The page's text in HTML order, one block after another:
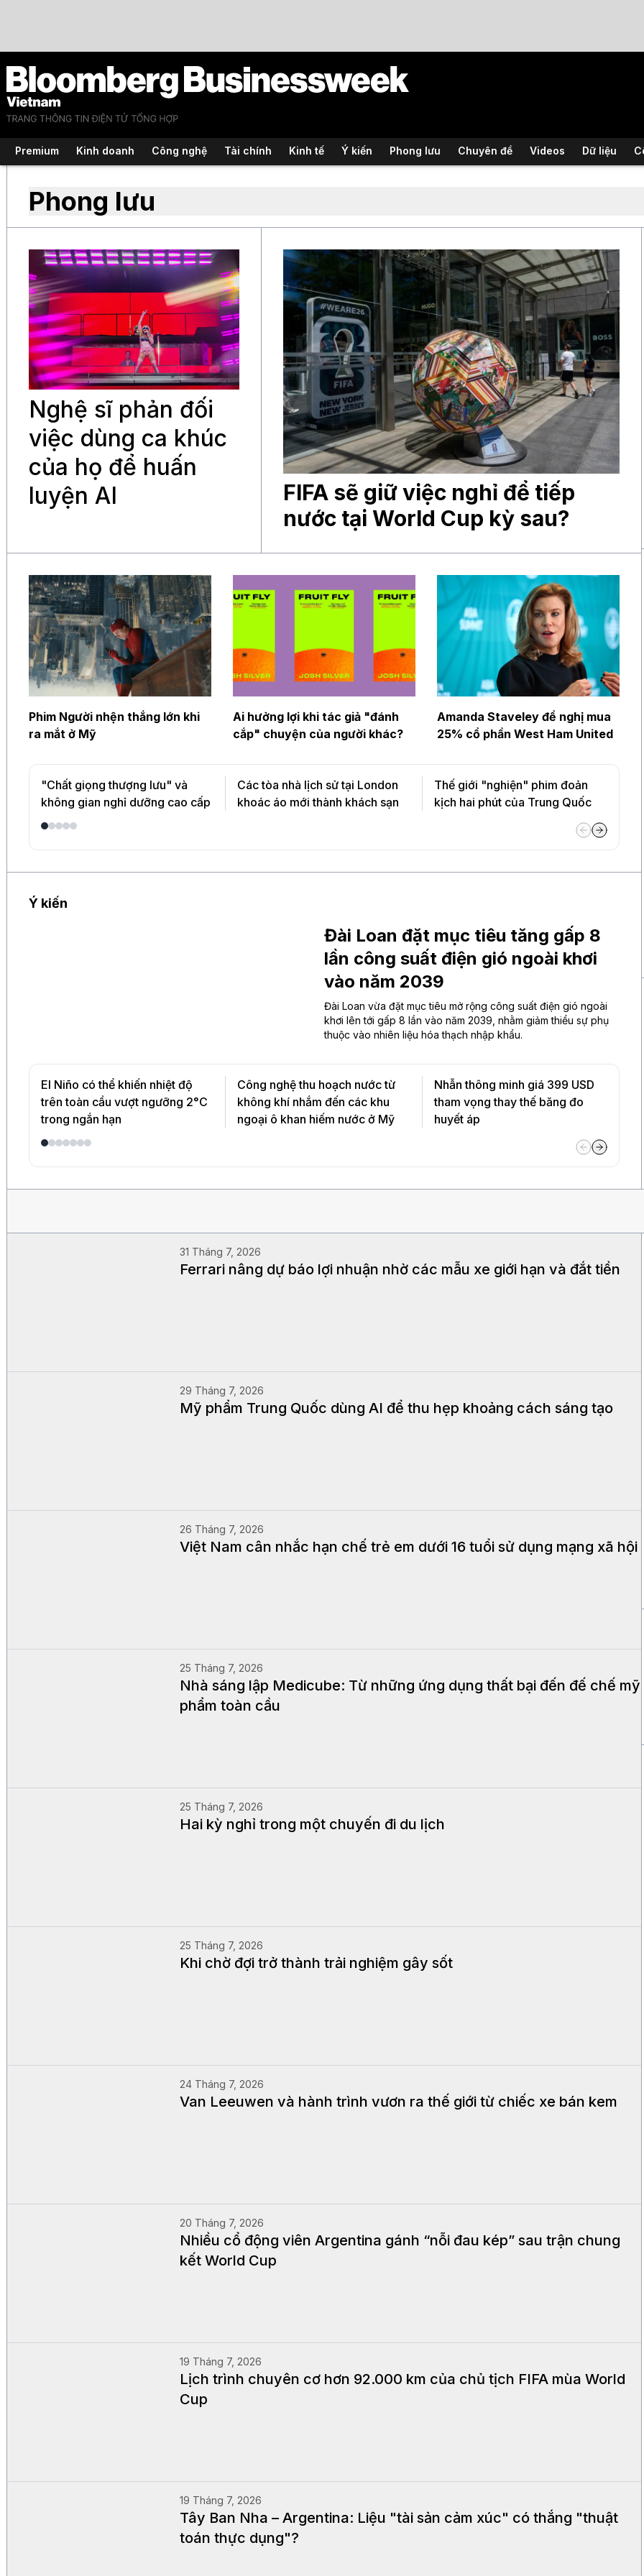
Premium Kinh doanh Công nghệ Tài chính Kinh tế Ý kiến Phong lưu Chuyên đề Videos Dữ liệu
Phong lưu
Nghệ sĩ phản đối
việc dùng ca khúc
của họ để huấn
luyện AI
FIFA sẽ giữ việc nghỉ để tiếp
nước tại World Cup kỳ sau?
Phim Người nhện thắng lớn khi
ra mắt ở Mỹ
Ai hưởng lợi khi tác giả "đánh
cắp" chuyện của người khác?
Amanda Staveley đề nghị mua
25% cổ phần West Ham United
"Chất giọng thượng lưu" và
không gian nghỉ dưỡng cao cấp
Các tòa nhà lịch sử tại London
khoác áo mới thành khách sạn
Thế giới "nghiện" phim đoản
kịch hai phút của Trung Quốc
Ý kiến
Đài Loan đặt mục tiêu tăng gấp 8
lần công suất điện gió ngoài khơi
vào năm 2039
Đài Loan vừa đặt mục tiêu mở rộng công suất điện gió ngoài
khơi lên tới gấp 8 lần vào năm 2039, nhằm giảm thiểu sự phụ
thuộc vào nhiên liệu hóa thạch nhập khẩu.
El Niño có thể khiến nhiệt độ
trên toàn cầu vượt ngưỡng 2°C
trong ngắn hạn
Công nghệ thu hoạch nước từ
không khí nhắm đến các khu
ngoại ô khan hiếm nước ở Mỹ
Nhẫn thông minh giá 399 USD
tham vọng thay thế băng đo
huyết áp
31 Tháng 7, 2026
Ferrari nâng dự báo lợi nhuận nhờ các mẫu xe giới hạn và đắt tiền
29 Tháng 7, 2026
Mỹ phẩm Trung Quốc dùng AI để thu hẹp khoảng cách sáng tạo
26 Tháng 7, 2026
Việt Nam cân nhắc hạn chế trẻ em dưới 16 tuổi sử dụng mạng xã hội
25 Tháng 7, 2026
Nhà sáng lập Medicube: Từ những ứng dụng thất bại đến đế chế mỹ
phẩm toàn cầu
25 Tháng 7, 2026
Hai kỳ nghỉ trong một chuyến đi du lịch
25 Tháng 7, 2026
Khi chờ đợi trở thành trải nghiệm gây sốt
24 Tháng 7, 2026
Van Leeuwen và hành trình vươn ra thế giới từ chiếc xe bán kem
20 Tháng 7, 2026
Nhiều cổ động viên Argentina gánh “nỗi đau kép” sau trận chung
kết World Cup
19 Tháng 7, 2026
Lịch trình chuyên cơ hơn 92.000 km của chủ tịch FIFA mùa World
Cup
19 Tháng 7, 2026
Tây Ban Nha – Argentina: Liệu "tài sản cảm xúc" có thắng "thuật
toán thực dụng"?